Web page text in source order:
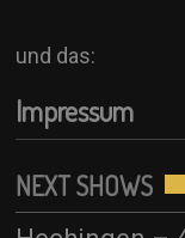
und das:
Impressum
NEXT SHOWS